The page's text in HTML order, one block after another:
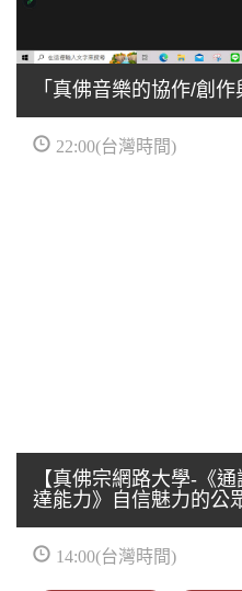
「真佛音樂的協作/創
22:00(台灣時間)
【真佛宗網路大學-《
達能力》自信魅力的公
14:00(台灣時間)